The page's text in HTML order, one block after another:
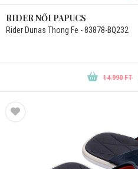
RIDER NŐI PAPUCS
Rider Dunas Thong Fe - 83878-BQ232
14.990 FT